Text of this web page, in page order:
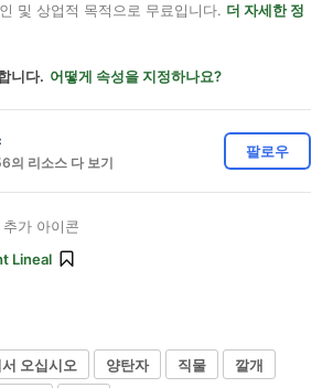
및 상업적 목적으로 무료입니다. 더 자세한 정
니다. 어떻게 속성을 지정하나요?
의 리소스 다 보기
팔로우
가 아이콘
Lineal
서 오십시오 양탄자 직물
깔개